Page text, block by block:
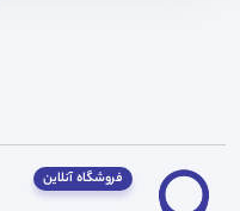
فروشگاه آنلاین